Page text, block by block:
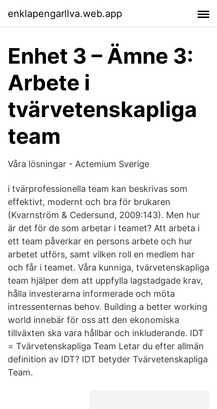
enklapengarllva.web.app
Enhet 3 – Ämne 3:
Arbete i
tvärvetenskapliga
team
Våra lösningar - Actemium Sverige
i tvärprofessionella team kan beskrivas som
effektivt, modernt och bra för brukaren
(Kvarnström & Cedersund, 2009:143). Men hur
är det för de som arbetar i teamet? Att arbeta i
ett team påverkar en persons arbete och hur
arbetet utförs, samt vilken roll en medlem har
och får i teamet. Våra kunniga, tvärvetenskapliga
team hjälper dem att uppfylla lagstadgade krav,
hålla investerarna informerade och möta
intressenternas behov. Building a better working
world innebär för oss att den ekonomiska
tillväxten ska vara hållbar och inkluderande. IDT
= Tvärvetenskapliga Team Letar du efter allmän
definition av IDT? IDT betyder Tvärvetenskapliga
Team.